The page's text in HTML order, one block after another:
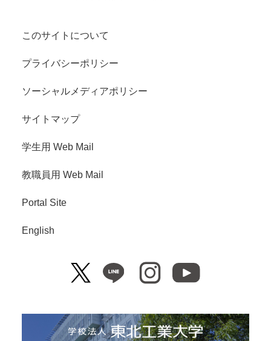
このサイトについて
プライバシーポリシー
ソーシャルメディアポリシー
サイトマップ
学生用 Web Mail
教職員用 Web Mail
Portal Site
English